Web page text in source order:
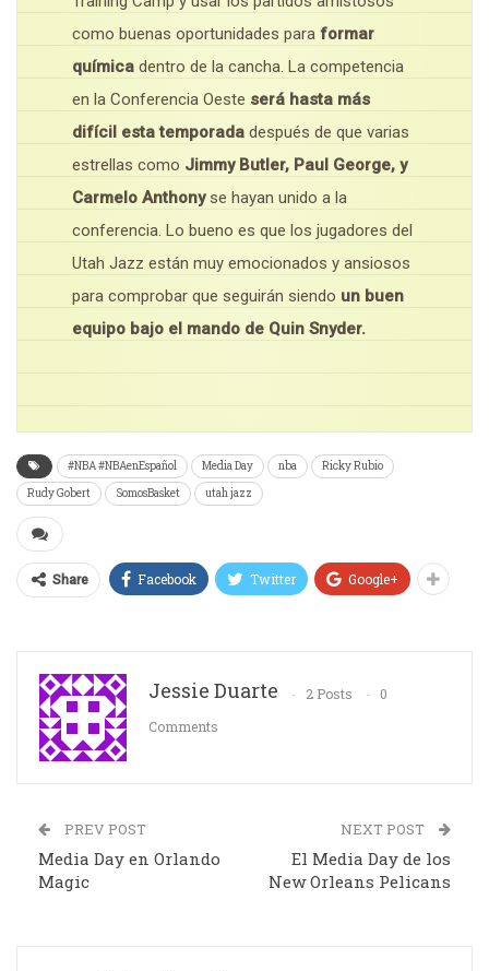
como buenas oportunidades para formar
química dentro de la cancha. La competencia
en la Conferencia Oeste será hasta más
difícil esta temporada después de que varias
estrellas como Jimmy Butler, Paul George, y
Carmelo Anthonyse hayan unido a la
conferencia. Lo bueno es que los jugadores del
Utah Jazz están muy emocionados y ansiosos
para comprobar que seguirán siendo un buen
equipo bajo el mando de Quin Snyder.
#NBA #NBAenEspañol Media Day nba
Ricky Rubio
Rudy Gobert
SomosBasket utah jazz
Share Facebook Twitter Google+
Jessie Duarte 2 Posts
0
Comments
PREV POST
Media Day en Orlando
Magic
NEXT POST
El Media Day de los
New Orleans Pelicans